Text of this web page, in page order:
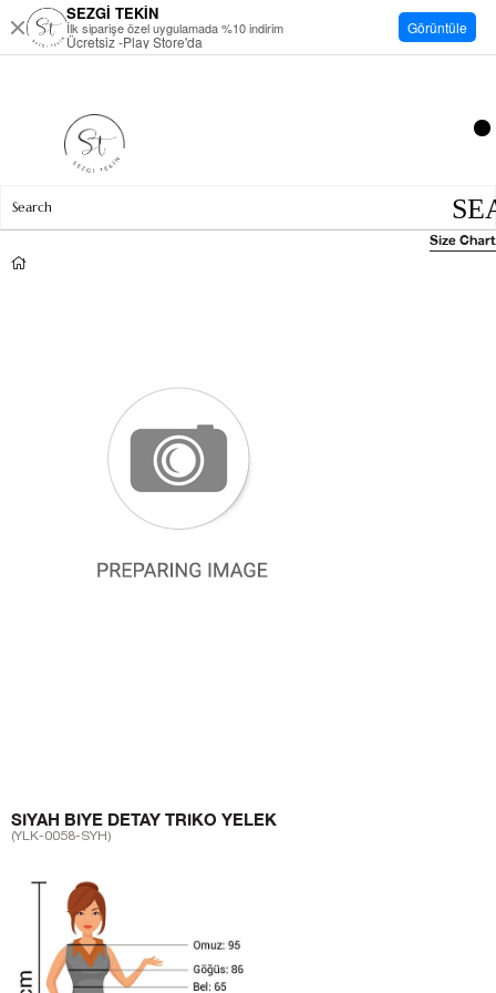
SIYAH BIYE DETAY TRIKO YELEK
(YLK-0058-SYH)
Size Chart
SEZGİ TEKİN
İlk siparişe özel uygulamada %10 indirim
Ücretsiz -Play Store'da
Görüntüle